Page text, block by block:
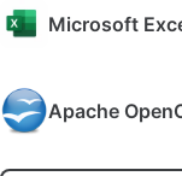
Microsoft
Apache